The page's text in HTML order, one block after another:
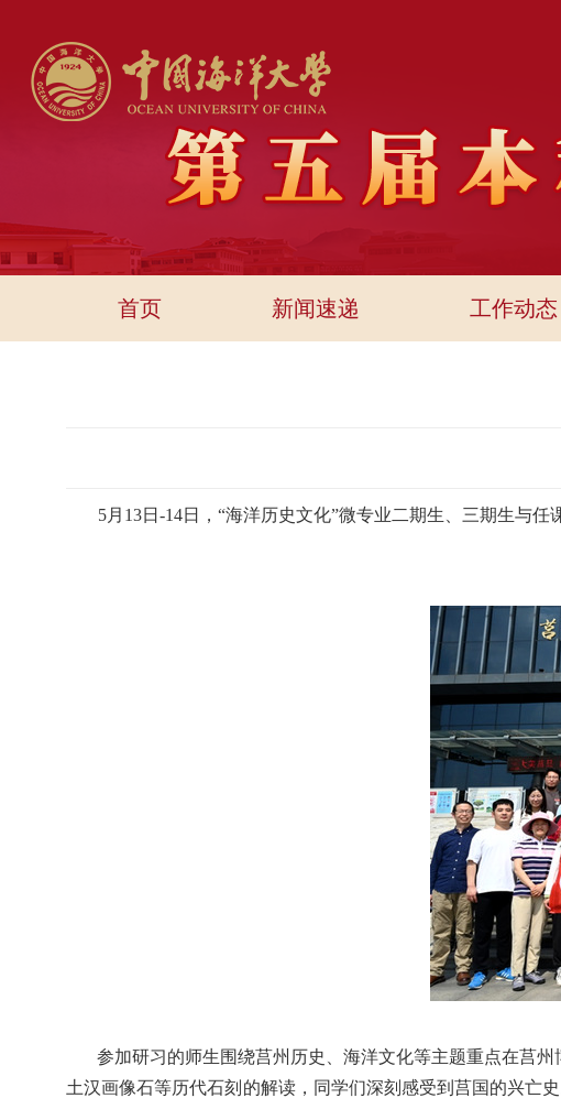
首页 新闻速递 工作动态
5月13日-14日，“海洋历史文化”微专业二期生、三期生与
参加研习的师生围绕莒州历史、海洋文化等主题重点在莒州
土汉画像石等历代石刻的解读，同学们深刻感受到莒国的兴亡